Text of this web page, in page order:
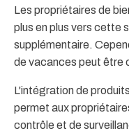
Les propriétaires de
plus en plus vers cette
supplémentaire.
de vacances peut être
L'intégration de
permet aux
contrôle et de